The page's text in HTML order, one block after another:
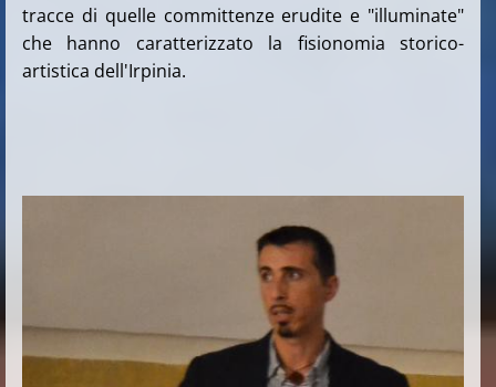
tracce di quelle committenze erudite e "illuminate"
che hanno caratterizzato la fisionomia storico-
artistica dell'Irpinia.